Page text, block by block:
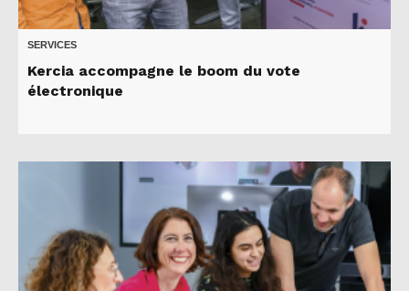
SERVICES
Kercia accompagne le boom du vote
électronique